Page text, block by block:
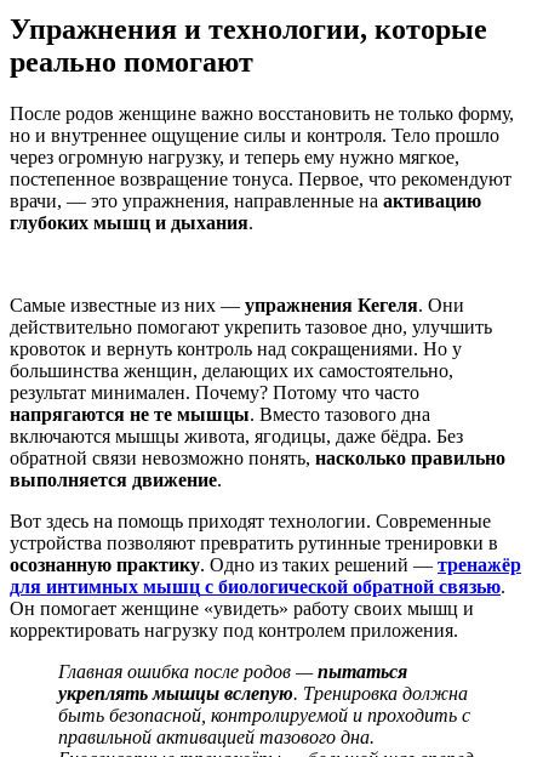
Упражнения и технологии, которые
реально помогают
После родов женщине важно восстановить не только форму,
но и внутреннее ощущение силы и контроля. Тело прошло
через огромную нагрузку, и теперь ему нужно мягкое,
постепенное возвращение тонуса. Первое, что рекомендуют
врачи, — это упражнения, направленные на активацию
глубоких мышц и дыхания.
Самые известные из них — упражнения Кегеля. Они
действительно помогают укрепить тазовое дно, улучшить
кровоток и вернуть контроль над сокращениями. Но у
большинства женщин, делающих их самостоятельно,
результат минимален. Почему? Потому что часто
напрягаются не те мышцы. Вместо тазового дна
включаются мышцы живота, ягодицы, даже бёдра. Без
обратной связи невозможно понять, насколько правильно
выполняется движение.
Вот здесь на помощь приходят технологии. Современные
устройства позволяют превратить рутинные тренировки в
осознанную практику. Одно из таких решений — тренажёр
для интимных мышц с биологической обратной связью.
Он помогает женщине «увидеть» работу своих мышц и
корректировать нагрузку под контролем приложения.
Главная ошибка после родов —пытаться
укреплять мышцы вслепую. Тренировка должна
быть безопасной, контролируемой и проходить с
правильной активацией тазового дна.